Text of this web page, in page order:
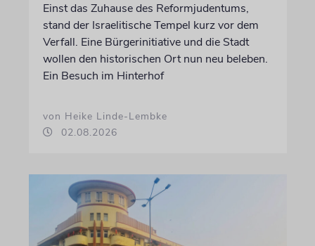
Einst das Zuhause des Reformjudentums,
stand der Israelitische Tempel kurz vor dem
Verfall. Eine Bürgerinitiative und die Stadt
wollen den historischen Ort nun neu beleben.
Ein Besuch im Hinterhof
von Heike Linde-Lembke
02.08.2026